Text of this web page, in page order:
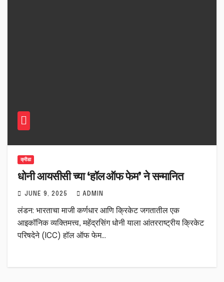
क्रीडा
धोनी आयसीसी च्या ‘हॉल ऑफ फेम’ ने सन्मानित
JUNE 9, 2025 ADMIN
लंडन: भारताचा माजी कर्णधार आणि क्रिकेट जगतातील एक
आइकॉनिक व्यक्तिमत्त्व, महेंद्रसिंग धोनी याला आंतरराष्ट्रीय क्रिकेट
परिषदेने (ICC) हॉल ऑफ फेम…